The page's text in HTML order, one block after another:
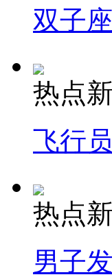
双子
热点
飞行
热点
男子